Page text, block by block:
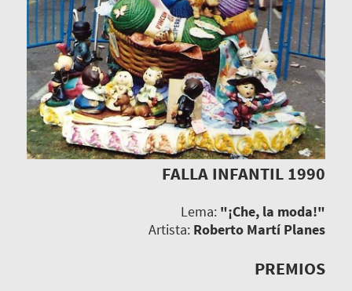
FALLA INFANTIL 1990
Lema: "¡Che, la moda!"
Artista: Roberto Martí Planes
PREMIOS